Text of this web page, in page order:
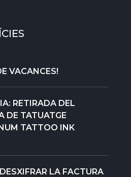
VACANCES!
RETIRADA DEL
DE TATUATGE
TATTOO INK
LA FACTURA